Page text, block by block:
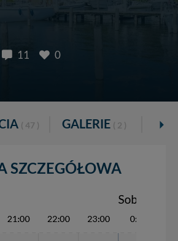
11
0
( 47 ) GALERIE ( 2 )
SZCZEGÓŁOWA